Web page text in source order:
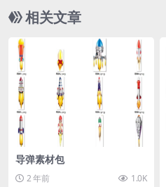
相关文章
导弹素材包
2 年前 1.0K